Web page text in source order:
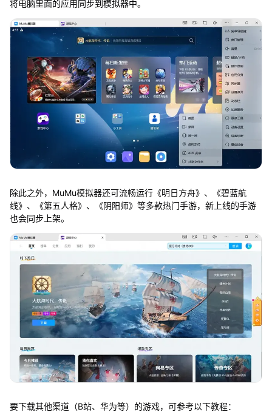
将电脑里面的应用同步到模拟器中。
除此之外，MuMu模拟器还可流畅运行《明日方舟》、《碧蓝航
线》、《第五人格》、《阴阳师》等多款热门手游，新上线的手游
也会同步上架。
要下载其他渠道（B站、华为等）的游戏，可参考以下教程：